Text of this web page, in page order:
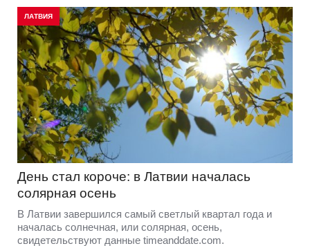
ЛАТВИЯ
День стал короче: в Латвии началась
солярная осень
В Латвии завершился самый светлый квартал года и
началась солнечная, или солярная, осень,
свидетельствуют данные timeanddate.com.